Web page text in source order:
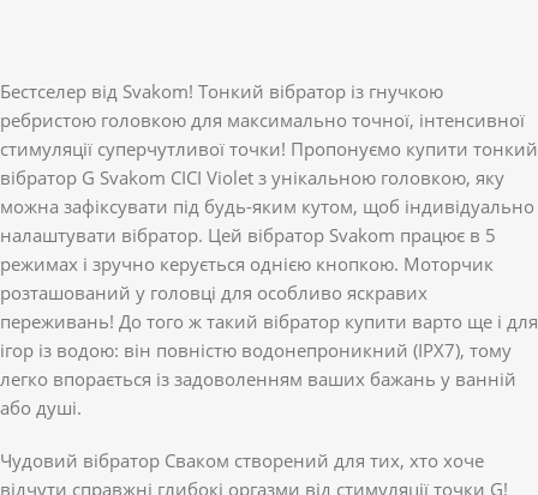
Бестселер від Svakom! Тонкий вібратор із гнучкою
ребристою головкою для максимально точної, інтенсивної
стимуляції суперчутливої ​​точки! Пропонуємо купити тонкий
вібратор G Svakom CICI Violet з унікальною головкою, яку
можна зафіксувати під будь-яким кутом, щоб індивідуально
налаштувати вібратор. Цей вібратор Svakom працює в 5
режимах і зручно керується однією кнопкою. Моторчик
розташований у головці для особливо яскравих
переживань! До того ж такий вібратор купити варто ще і для
ігор із водою: він повністю водонепроникний (IPX7), тому
легко впорається із задоволенням ваших бажань у ванній
або душі.
Чудовий вібратор Сваком створений для тих, хто хоче
відчути справжні глибокі оргазми від стимуляції точки G!